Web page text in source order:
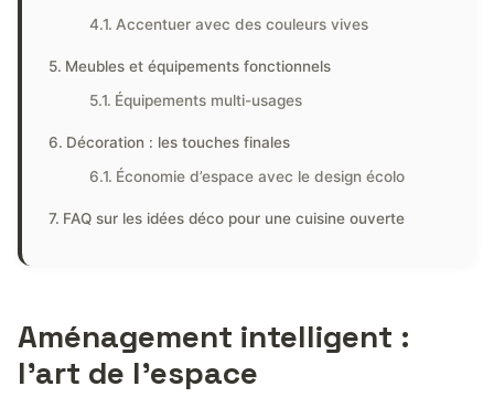
Accentuer avec des couleurs vives
Meubles et équipements fonctionnels
Équipements multi-usages
Décoration : les touches finales
Économie d’espace avec le design écolo
FAQ sur les idées déco pour une cuisine ouverte
Aménagement intelligent :
l’art de l’espace